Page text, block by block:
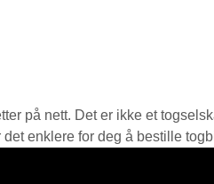
på nett. Det er ikke et
enklere for deg å bestille